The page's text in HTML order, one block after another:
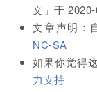
文」于
文章声明：
NC-SA
如果你觉得
力支持